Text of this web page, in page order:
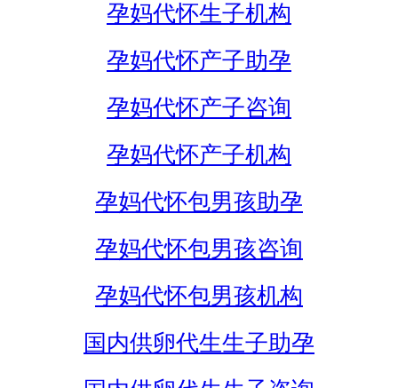
孕妈代怀生子机构
孕妈代怀产子助孕
孕妈代怀产子咨询
孕妈代怀产子机构
孕妈代怀包男孩助孕
孕妈代怀包男孩咨询
孕妈代怀包男孩机构
国内供卵代生生子助孕